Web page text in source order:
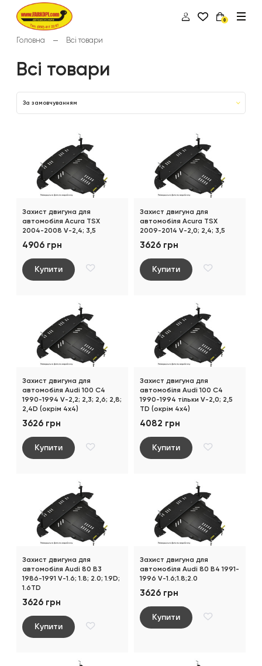
0
Головна Всі товари
Всі товари
За замовчуванням
Захист двигуна для
автомобіля Acura TSX
2004-2008 V-2,4; 3,5
4906 грн
Купити
Захист двигуна для
автомобіля Acura TSX
2009-2014 V-2,0; 2,4; 3,5
3626 грн
Купити
Захист двигуна для
автомобіля Audi 100 С4
1990-1994 V-2,2; 2,3; 2,6; 2,8;
2,4D (окрім 4х4)
3626 грн
Купити
Захист двигуна для
автомобіля Audi 100 С4
1990-1994 тільки V-2,0; 2,5
ТD (окрім 4х4)
4082 грн
Купити
Захист двигуна для
автомобіля Audi 80 B3
1986-1991 V-1.6; 1.8; 2.0; 1.9D;
1.6TD
3626 грн
Купити
Захист двигуна для
автомобіля Audi 80 B4 1991-
1996 V-1.6;1.8;2.0
3626 грн
Купити